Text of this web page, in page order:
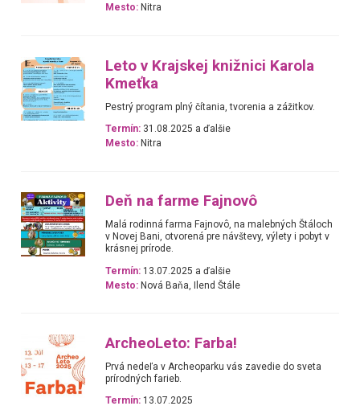
Mesto: Nitra
Leto v Krajskej knižnici Karola
Kmeťka
Pestrý program plný čítania, tvorenia a zážitkov.
Termín: 31.08.2025 a ďalšie
Mesto: Nitra
Deň na farme Fajnovô
Malá rodinná farma Fajnovô, na malebných Štáloch
v Novej Bani, otvorená pre návštevy, výlety i pobyt v
krásnej prírode.
Termín: 13.07.2025 a ďalšie
Mesto: Nová Baňa, Ilend Štále
ArcheoLeto: Farba!
Prvá nedeľa v Archeoparku vás zavedie do sveta
prírodných farieb.
Termín: 13.07.2025